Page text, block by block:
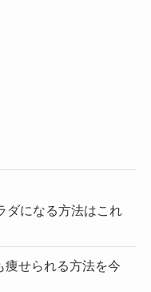
ダになる方法はこれ
痩せられる方法を今